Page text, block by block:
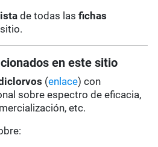
lista de todas lasfichas
en este sitio
(enlace) con
sobre espectro de eficacia,
etc.